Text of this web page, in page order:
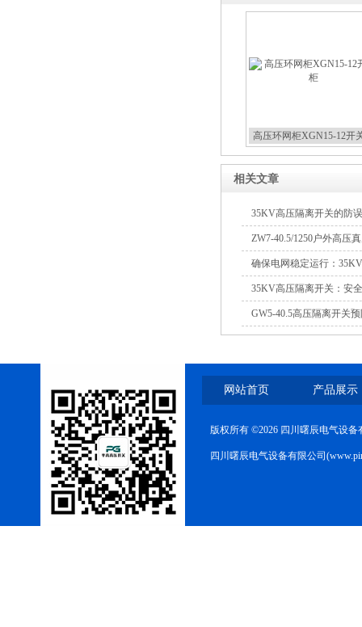
高压环网柜XGN15-12开
相关文章
35KV高压隔离开关的防
ZW7-40.5/1250户外高压
确保电网稳定运行：
35KV高压隔离开关：安
GW5-40.5高压隔离开关
网站首页 产品展示
版权所有 ©2026 四川曙辰电气设
四川曙辰电气设备有限公司